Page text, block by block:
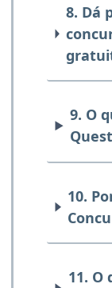
8. Dá
9. O
10.
11. O